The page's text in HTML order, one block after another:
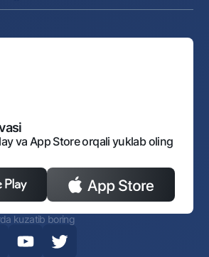
qayta ishlashga rozilik berish
san’at galereyasi
loyihalarini muhokama qilish
Tashqi Iqtisodiy Faoliyat Milliy
va rejimi
komplaens
va App Store orqali yuklab oling
kuzatib boring